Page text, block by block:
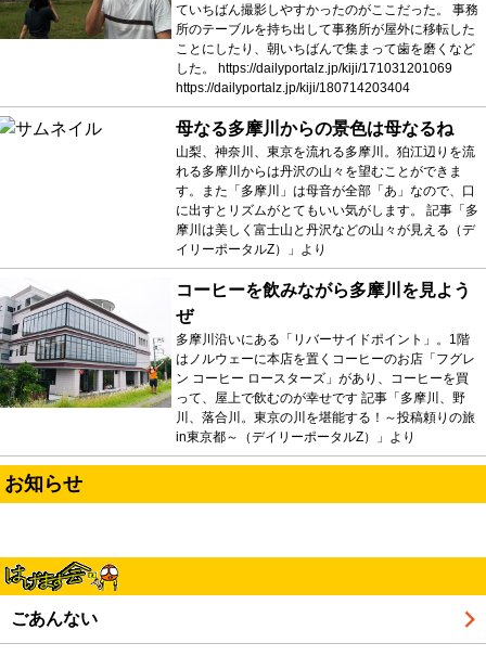
ていちばん撮影しやすかったのがここだった。 事務
所のテーブルを持ち出して事務所が屋外に移転した
ことにしたり、朝いちばんで集まって歯を磨くなど
した。 https://dailyportalz.jp/kiji/171031201069
https://dailyportalz.jp/kiji/180714203404
母なる多摩川からの景色は母なるね
山梨、神奈川、東京を流れる多摩川。狛江辺りを流
れる多摩川からは丹沢の山々を望むことができま
す。また「多摩川」は母音が全部「あ」なので、口
に出すとリズムがとてもいい気がします。 記事「多
摩川は美しく富士山と丹沢などの山々が見える（デ
イリーポータルZ）」より
コーヒーを飲みながら多摩川を見よう
ぜ
多摩川沿いにある「リバーサイドポイント」。1階
はノルウェーに本店を置くコーヒーのお店「フグレ
ン コーヒー ロースターズ」があり、コーヒーを買
って、屋上で飲むのが幸せです 記事「多摩川、野
川、落合川。東京の川を堪能する！～投稿頼りの旅
in東京都～（デイリーポータルZ）」より
お知らせ
ごあんない